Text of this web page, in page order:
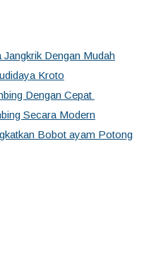
Dengan Mudah
Kroto
Dengan Cepat
Secara Modern
Bobot ayam Potong